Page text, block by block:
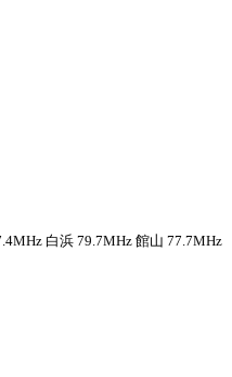
白浜 79.7MHz 館山 77.7MHz